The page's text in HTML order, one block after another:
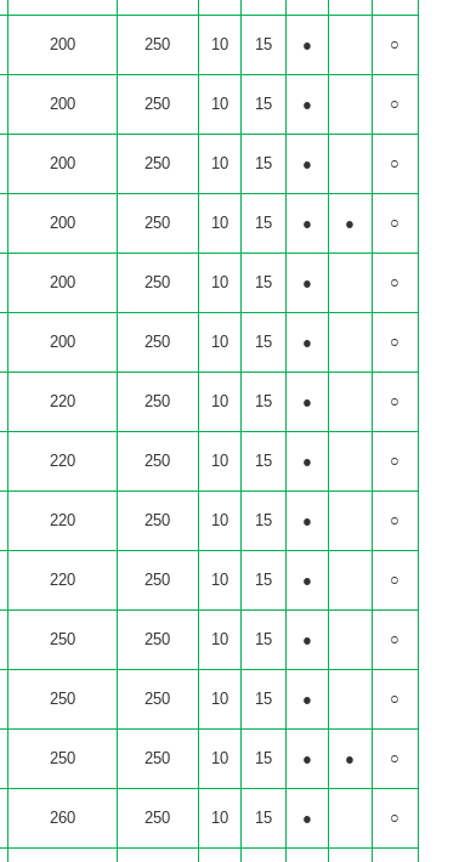
200 250 10 15 ● ○
200 250 10 15 ● ○
200 250 10 15 ● ○
200 250 10 15 ● ● ○
200 250 10 15 ● ○
200 250 10 15 ● ○
220 250 10 15 ● ○
220 250 10 15 ● ○
220 250 10 15 ● ○
220 250 10 15 ● ○
250 250 10 15 ● ○
250 250 10 15 ● ○
250 250 10 15 ● ● ○
260 250 10 15 ● ○